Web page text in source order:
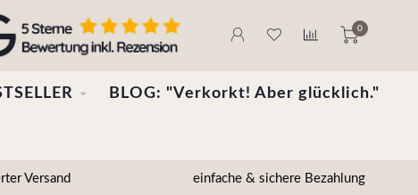
0
BLOG: "Verkorkt! Aber glücklich."
Versand einfache & sichere Bezahlung